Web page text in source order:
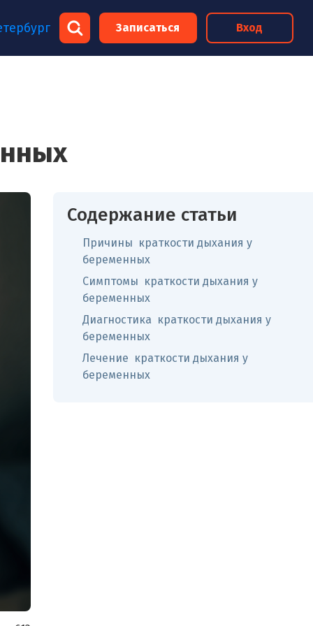
Записаться Вход
Содержание статьи
Причины краткости дыхания у
беременных
Симптомы краткости дыхания у
беременных
Диагностика краткости дыхания у
беременных
Лечение краткости дыхания у
беременных
×